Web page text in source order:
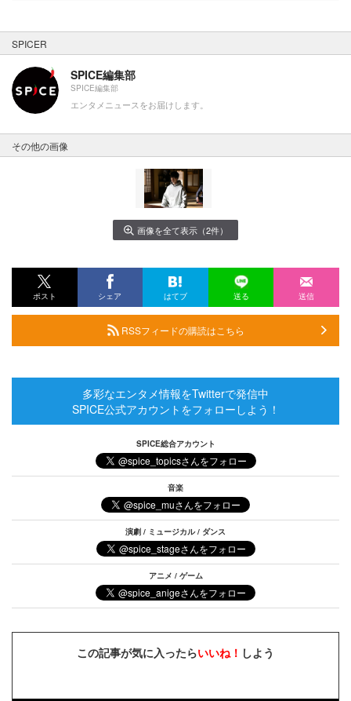
SPICER
SPICE編集部
SPICE編集部
エンタメニュースをお届けします。
その他の画像
画像を全て表示（2件）
ポスト シェア はてブ 送る 送信
RSSフィードの購読はこちら
多彩なエンタメ情報をTwitterで発信中
SPICE公式アカウントをフォローしよう！
SPICE総合アカウント
音楽
演劇 / ミュージカル / ダンス
アニメ / ゲーム
この記事が気に入ったらいいね！ しよう